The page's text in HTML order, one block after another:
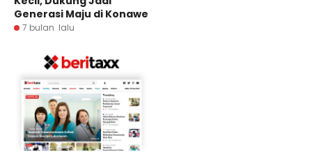
Generasi Maju di Konawe
7 bulan lalu